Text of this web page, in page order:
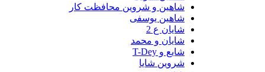
شاهین و شروین محافظت کار
شاهین یوسفی
شایان ع 2
شایان و محمد
شایع و T-Dey
شروین شایا